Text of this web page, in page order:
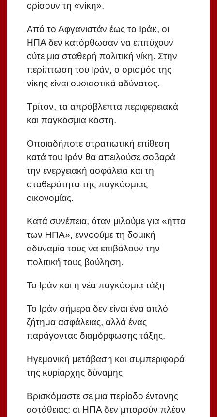
ορίσουν τη «νίκη».
Από το Αφγανιστάν έως το Ιράκ, οι
ΗΠΑ δεν κατόρθωσαν να επιτύχουν
ούτε μια σταθερή πολιτική νίκη. Στην
περίπτωση του Ιράν, ο ορισμός της
νίκης είναι ουσιαστικά αδύνατος.
Τρίτον, τα απρόβλεπτα περιφερειακά
και παγκόσμια κόστη.
Οποιαδήποτε στρατιωτική επίθεση
κατά του Ιράν θα απειλούσε σοβαρά
την ενεργειακή ασφάλεια και τη
σταθερότητα της παγκόσμιας
οικονομίας.
Κατά συνέπεια, όταν μιλούμε για «ήττα
των ΗΠΑ», εννοούμε τη δομική
αδυναμία τους να επιβάλουν την
πολιτική τους βούληση.
Το Ιράν και η νέα παγκόσμια τάξη
Το Ιράν σήμερα δεν είναι ένα απλό
ζήτημα ασφάλειας, αλλά ένας
παράγοντας διαμόρφωσης τάξης.
Ηγεμονική μετάβαση και συμπεριφορά
της κυρίαρχης δύναμης
Βρισκόμαστε σε μια περίοδο έντονης
αστάθειας: οι ΗΠΑ δεν μπορούν πλέον